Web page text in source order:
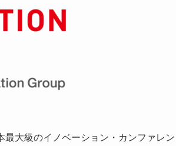
大級のイノベーション・カンファレン